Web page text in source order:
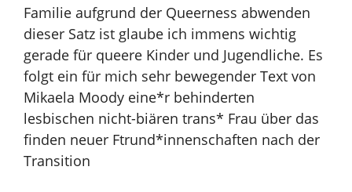
Familie aufgrund der Queerness abwenden
dieser Satz ist glaube ich immens wichtig
gerade für queere Kinder und Jugendliche. Es
folgt ein für mich sehr bewegender Text von
Mikaela Moody eine*r behinderten
lesbischen nicht-biären trans* Frau über das
finden neuer Ftrund*innenschaften nach der
Transition